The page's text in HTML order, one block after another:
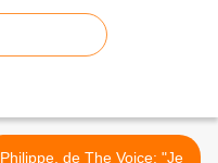
Philippe, de The Voice: "Je